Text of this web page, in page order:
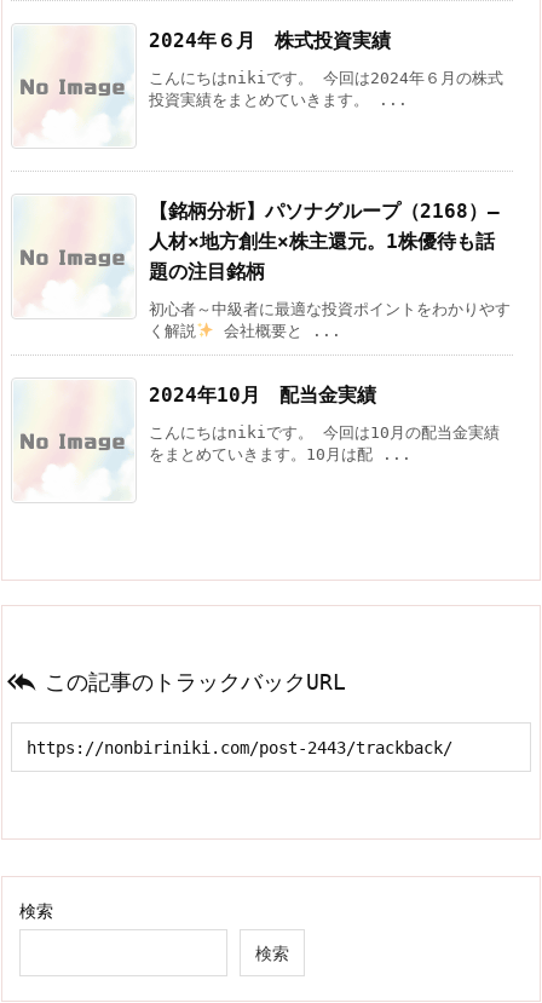
2024年６月 株式投資実績
こんにちはnikiです。 今回は2024年６月の株式
投資実績をまとめていきます。 ...
【銘柄分析】パソナグループ（2168）—
人材×地方創生×株主還元。1株優待も話
題の注目銘柄
初心者～中級者に最適な投資ポイントをわかりやす
く解説
会社概要と ...
2024年10月 配当金実績
こんにちはnikiです。 今回は10月の配当金実績
をまとめていきます。10月は配 ...
 この記事のトラックバックURL
検索
検索